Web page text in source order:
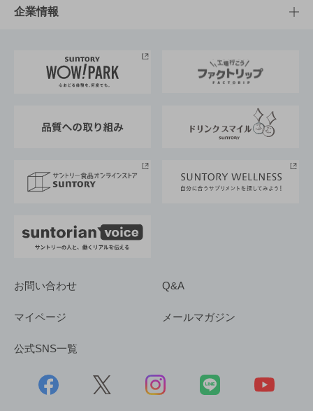
栄養成分一覧
工場見学
地域情報
サントリーホール
サントリーサンバーズ大阪
サステナビリティTOP
サントリーが考えるサステナビリティ経営
企業情報
企業概要
採用情報
お問い合わせ Q&A
マイページ メールマガジン
公式SNS一覧